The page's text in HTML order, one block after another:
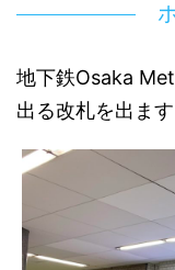
地下鉄Osaka
出る改札を出ます